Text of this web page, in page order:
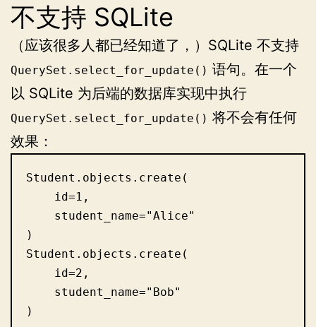
不支持 SQLite
（应该很多人都已经知道了，）SQLite 不支持
QuerySet.select_for_update() 语句。在一个
以 SQLite 为后端的数据库实现中执行
QuerySet.select_for_update() 将不会有任何
效果：
Student.objects.create(
    id=1,
    student_name="Alice"
)
Student.objects.create(
    id=2,
    student_name="Bob"
)